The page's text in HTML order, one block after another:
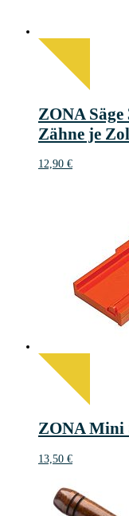
ZONA
Zähne je
12,90 €
ZONA Mini
13,50 €